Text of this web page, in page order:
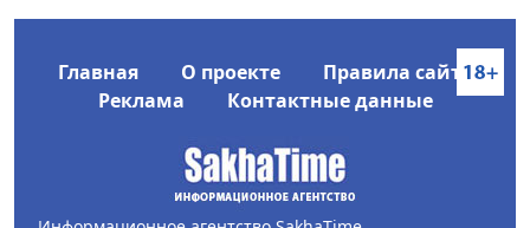
Главная О проекте
Правила сайта
Реклама
Контактные данные